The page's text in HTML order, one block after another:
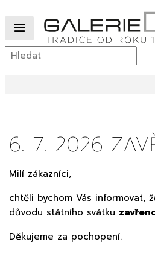
6. 7. 2026
Milí zákazníci,
chtěli bychom Vás informovat,
důvodu státního svátku
Děkujeme za pochopení.